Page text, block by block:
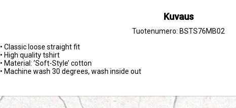
Kuvaus
Tuotenumero: BSTS76MB02
• Classic loose straight fit
• High quality tshirt
• Material: ’Soft-Style’ cotton
• Machine wash 30 degrees, wash inside out